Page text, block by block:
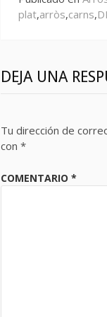
plat,arròs,carns,
DEJA UNA
Tu dirección de
con *
COMENTARIO *